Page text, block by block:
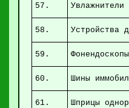
57.
58.
59.
60.
61.